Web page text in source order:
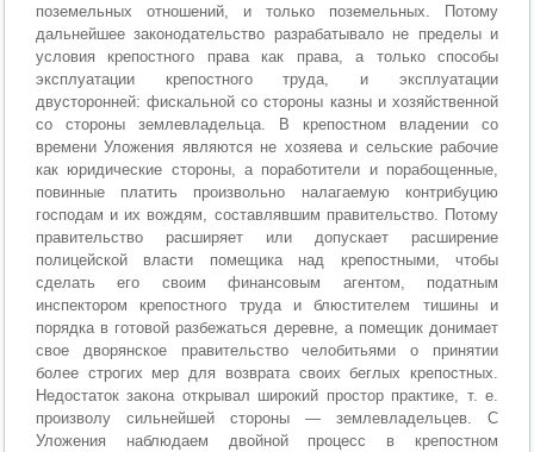
поземельных отношений, и только поземельных. Потому
дальнейшее законодательство разрабатывало не пределы и
условия крепостного права как права, а только способы
эксплуатации крепостного труда, и эксплуатации
двусторонней: фискальной со стороны казны и хозяйственной
со стороны землевладельца. В крепостном владении со
времени Уложения являются не хозяева и сельские рабочие
как юридические стороны, а поработители и порабощенные,
повинные платить произвольно налагаемую контрибуцию
господам и их вождям, составлявшим правительство. Потому
правительство расширяет или допускает расширение
полицейской власти помещика над крепостными, чтобы
сделать его своим финансовым агентом, податным
инспектором крепостного труда и блюстителем тишины и
порядка в готовой разбежаться деревне, а помещик донимает
свое дворянское правительство челобитьями о принятии
более строгих мер для возврата своих беглых крепостных.
Недостаток закона открывал широкий простор практике, т. е.
произволу сильнейшей стороны — землевладельцев. С
Уложения наблюдаем двойной процесс в крепостном